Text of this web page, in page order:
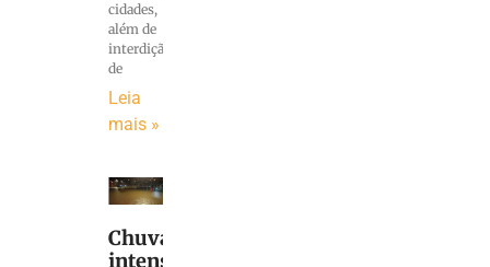
cidades,
além de
interdição
de
Leia
mais »
Chuva
intensa